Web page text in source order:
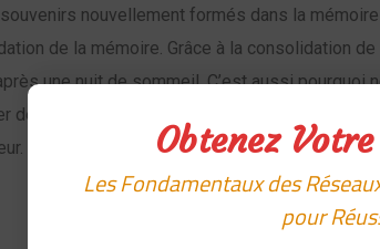
nouvellement formés dans la
de la mémoire. Grâce à la consolidation de
une nuit de sommeil. C’est aussi pourquoi
des problèmes de mémoire – en plus d’une
Obtenez Votre
Les Fondamentaux des
pour